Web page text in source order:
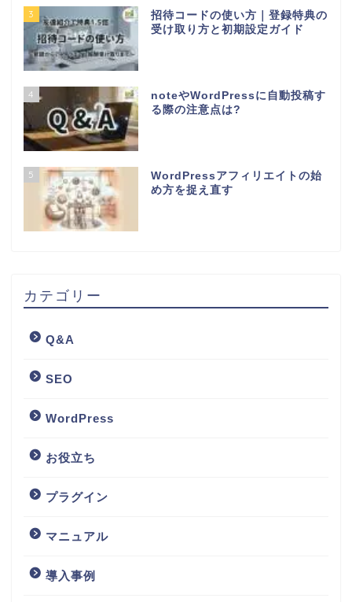
3
招待コードの使い方｜登録特典の
受け取り方と初期設定ガイド
4
noteやWordPressに自動投稿す
る際の注意点は?
5
WordPressアフィリエイトの始
め方を捉え直す
カテゴリー
Q&A
SEO
WordPress
お役立ち
プラグイン
マニュアル
導入事例